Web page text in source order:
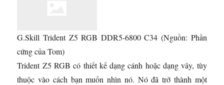
G.Skill Trident Z5 RGB DDR5-6800 C34 (Nguồn: Phần
cứng của Tom)
Trident Z5 RGB có thiết kế dạng cánh hoặc dạng vây, tùy
thuộc vào cách bạn muốn nhìn nó. Nó đã trở thành một